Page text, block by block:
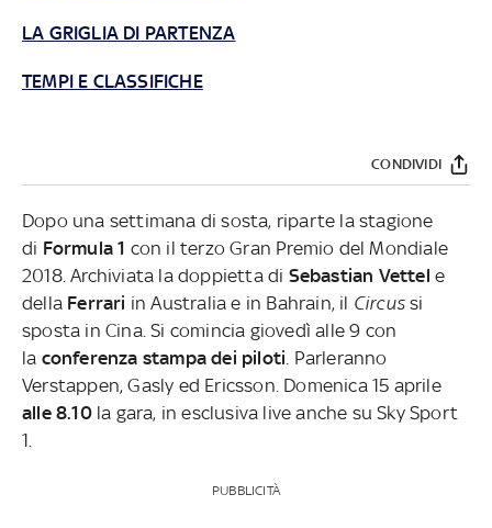
LA GRIGLIA DI PARTENZA
TEMPI E CLASSIFICHE
CONDIVIDI
Dopo una settimana di sosta, riparte la stagione
di Formula 1 con il terzo Gran Premio del Mondiale
2018. Archiviata la doppietta di Sebastian Vettel e
della Ferrari in Australia e in Bahrain, il Circus si
sposta in Cina. Si comincia giovedì alle 9 con
la conferenza stampa dei piloti . Parleranno
Verstappen, Gasly ed Ericsson. Domenica 15 aprile
alle 8.10 la gara, in esclusiva live anche su Sky Sport
1.
PUBBLICITÀ